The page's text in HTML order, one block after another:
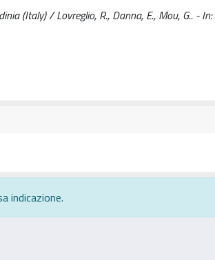
(Italy) / Lovreglio, R., Danna, E., Mou, G.. - In:
indicazione.